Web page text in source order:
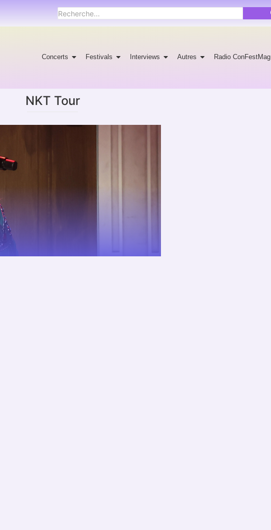
Concerts Festivals Interviews Autres Radio ConFestMag
NKT Tour